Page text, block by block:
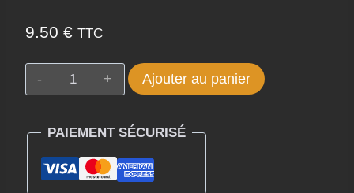
9.50 € TTC
quantité
de
MASQUE
COULEUR
PIGMENTANT
Ajouter au panier
PAIEMENT SÉCURISÉ